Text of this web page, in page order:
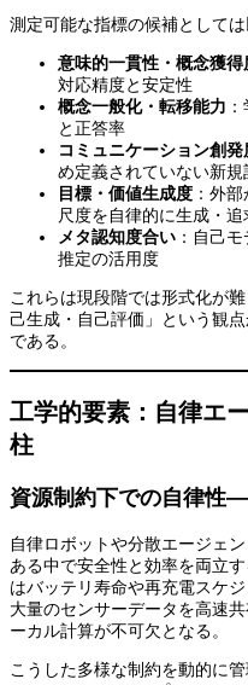
測定可能な指標の候補としては
意味的一貫性・概念獲得
対応精度と安定性
概念一般化・転移能力
と正答率
コミュニケーション創発
め定義されていない新
目標・価値生成度 ：外
尺度を自律的に生成・
メタ認知度合い ：自己
推定の活用度
これらは現段階では形式化が
己生成・自己評価」という観
である。
工学的要素：自律エ
柱
資源制約下での自律性
自律ロボットや分散エージェ
ある中で安全性と効率を両立
はバッテリ寿命や再充電スケ
大量のセンサーデータを高速
ーカル計算が不可欠となる。
こうした多様な制約を動的に